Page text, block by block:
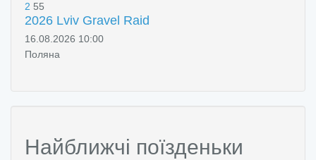
2 55
2026 Lviv Gravel Raid
16.08.2026 10:00
Поляна
Найближчі поїзденьки